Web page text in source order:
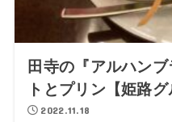
田寺の『アルハン
トとプリン【姫路グ
2022.11.18